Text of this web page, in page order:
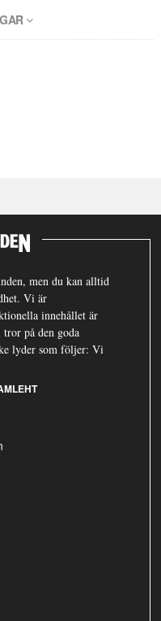
men du kan alltid
Vi är
innehållet är
på den goda
lyder som följer: Vi